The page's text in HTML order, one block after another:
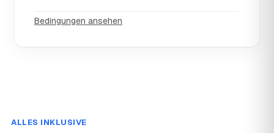
Bedingungen ansehen
ALLES INKLUSIVE